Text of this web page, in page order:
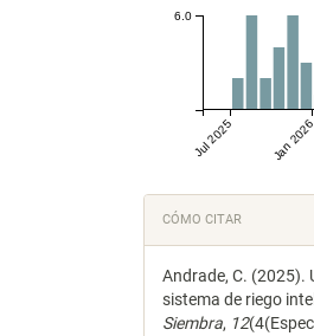
Jul 2025 Jan 2026
6.0
Detalles
del
artículo
CÓMO CITAR
Andrade, C. (2025).
sistema de riego
Siembra, 12